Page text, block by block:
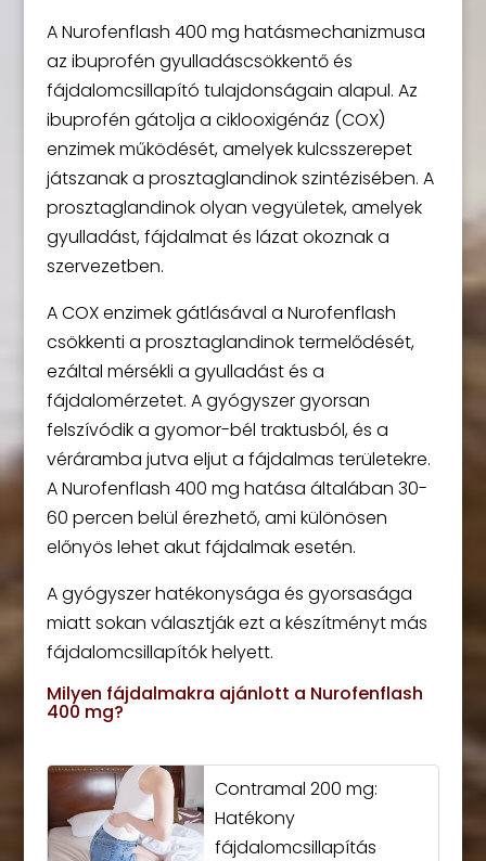
A Nurofenflash 400 mg hatásmechanizmusa
az ibuprofén gyulladáscsökkentő és
fájdalomcsillapító tulajdonságain alapul. Az
ibuprofén gátolja a ciklooxigénáz (COX)
enzimek működését, amelyek kulcsszerepet
játszanak a prosztaglandinok szintézisében. A
prosztaglandinok olyan vegyületek, amelyek
gyulladást, fájdalmat és lázat okoznak a
szervezetben.
A COX enzimek gátlásával a Nurofenflash
csökkenti a prosztaglandinok termelődését,
ezáltal mérsékli a gyulladást és a
fájdalomérzetet. A gyógyszer gyorsan
felszívódik a gyomor-bél traktusból, és a
véráramba jutva eljut a fájdalmas területekre.
A Nurofenflash 400 mg hatása általában 30-
60 percen belül érezhető, ami különösen
előnyös lehet akut fájdalmak esetén.
A gyógyszer hatékonysága és gyorsasága
miatt sokan választják ezt a készítményt más
fájdalomcsillapítók helyett.
Milyen fájdalmakra ajánlott a Nurofenflash
400 mg?
Contramal 200 mg:
Hatékony
fájdalomcsillapítás